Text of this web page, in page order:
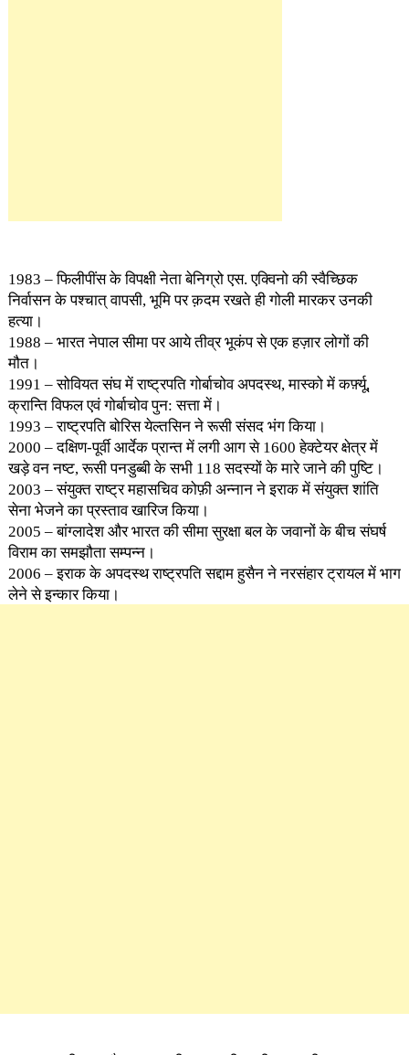
1983 – फिलीपींस के विपक्षी नेता बेनिग्रो एस. एक्विनो की स्वैच्छिक
निर्वासन के पश्चात् वापसी, भूमि पर क़दम रखते ही गोली मारकर उनकी
हत्या।
1988 – भारत नेपाल सीमा पर आये तीव्र भूकंप से एक हज़ार लोगों की
मौत।
1991 – सोवियत संघ में राष्ट्रपति गोर्बाचोव अपदस्थ, मास्को में कर्फ़्यू,
क्रान्ति विफल एवं गोर्बाचोव पुन: सत्ता में।
1993 – राष्ट्रपति बोरिस येल्तसिन ने रूसी संसद भंग किया।
2000 – दक्षिण-पूर्वी आर्देक प्रान्त में लगी आग से 1600 हेक्टेयर क्षेत्र में
खड़े वन नष्ट, रूसी पनडुब्बी के सभी 118 सदस्यों के मारे जाने की पुष्टि।
2003 – संयुक्त राष्ट्र महासचिव कोफ़ी अन्नान ने इराक में संयुक्त शांति
सेना भेजने का प्रस्ताव खारिज किया।
2005 – बांग्लादेश और भारत की सीमा सुरक्षा बल के जवानों के बीच संघर्ष
विराम का समझौता सम्पन्न।
2006 – इराक के अपदस्थ राष्ट्रपति सद्दाम हुसैन ने नरसंहार ट्रायल में भाग
लेने से इन्कार किया।